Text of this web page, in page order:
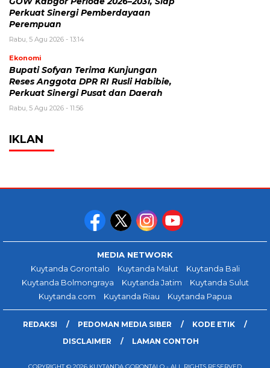
Perkuat Sinergi Pemberdayaan
Perempuan
Rabu, 5 Agu 2026 - 13:14
Ekonomi
Bupati Sofyan Terima Kunjungan
Reses Anggota DPR RI Rusli Habibie,
Perkuat Sinergi Pusat dan Daerah
Rabu, 5 Agu 2026 - 11:56
IKLAN
MEDIA NETWORK
Kuytanda Gorontalo
Kuytanda Malut
Kuytanda Bali
Kuytanda Bolmongraya
Kuytanda Jatim
Kuytanda Sulut
Kuytanda.com
Kuytanda Riau Kuytanda Papua
REDAKSI PEDOMAN MEDIA SIBER
KODE ETIK
DISCLAIMER
LAMAN CONTOH